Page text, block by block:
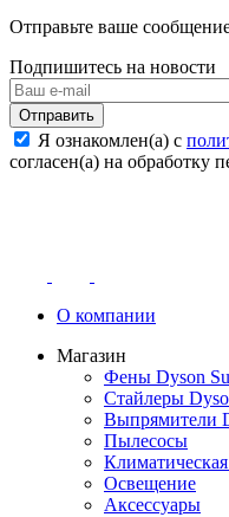
Отправьте ваше
Подпишитесь на новости
Отправить
Я ознакомлен(а) с
согласен(а) на обработку
О компании
Магазин
Фены Dyson
Стайлеры
Выпрямители
Пылесосы
Освещение
Аксессуары